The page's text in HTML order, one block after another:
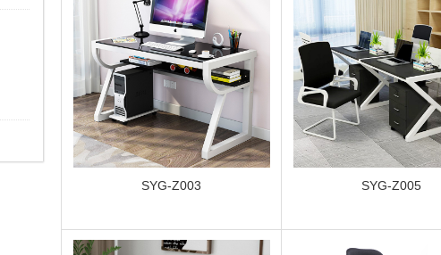
SYG-Z003 SYG-Z005